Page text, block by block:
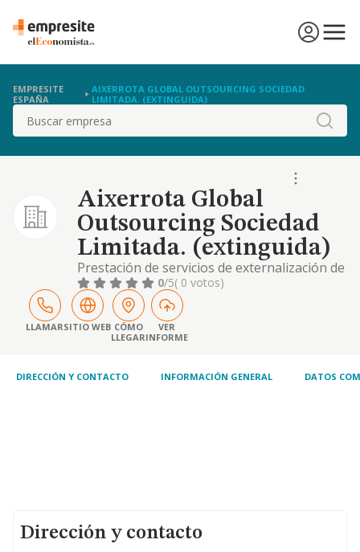
EMPRESITE
ESPAÑA
AIXERROTA GLOBAL OUTSOURCING SOCIEDAD
LIMITADA. (EXTINGUIDA)
Buscar
Aixerrota Global
Outsourcing Sociedad
Limitada. (extinguida)
Prestación de servicios de externalización de
actividades y procesos de administración,
gerencia, gestión y formación de personal
0/5( 0 votos)
LLAMARSITIO WEB CÓMO
LLEGAR
VER
INFORME
DIRECCIÓN Y CONTACTO INFORMACIÓN GENERAL DATOS
Dirección y contacto